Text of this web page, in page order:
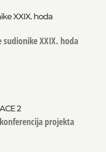
XXIX. hoda
sudionike XXIX. hoda
2
projekta